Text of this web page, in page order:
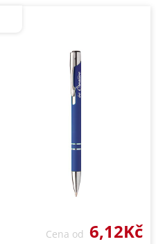
Cena od 6,12Kč